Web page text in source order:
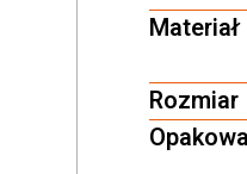
Rozmiar